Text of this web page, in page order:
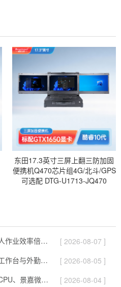
东田17.3英寸三屏上翻三防加固
便携机Q470芯片组4G/北斗/GPS
可选配 DTG-U1713-JQ470
双屏地面站：解锁无人机与机器人作业效率倍增的关键密码
[ 2026-08-07 ]
北京双电池双网口设计：实验室工作台与外勤现场两用加固笔记本机型
[ 2026-08-05 ]
国产化加固便携机怎么选？海光CPU、景嘉微显卡与麒麟系统配置解析
[ 2026-08-04 ]